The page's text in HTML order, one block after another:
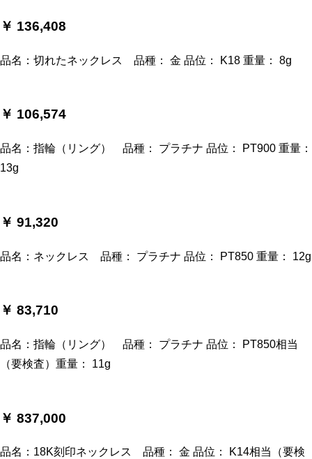
￥ 136,408
品名：切れたネックレス 品種： 金 品位： K18 重量： 8g
￥ 106,574
品名：指輪（リング） 品種： プラチナ 品位： PT900 重量：
13g
￥ 91,320
品名：ネックレス 品種： プラチナ 品位： PT850 重量： 12g
￥ 83,710
品名：指輪（リング） 品種： プラチナ 品位： PT850相当
（要検査）重量： 11g
￥ 837,000
品名：18K刻印ネックレス 品種： 金 品位： K14相当（要検